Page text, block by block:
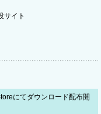
サイト
にてダウンロード配布開